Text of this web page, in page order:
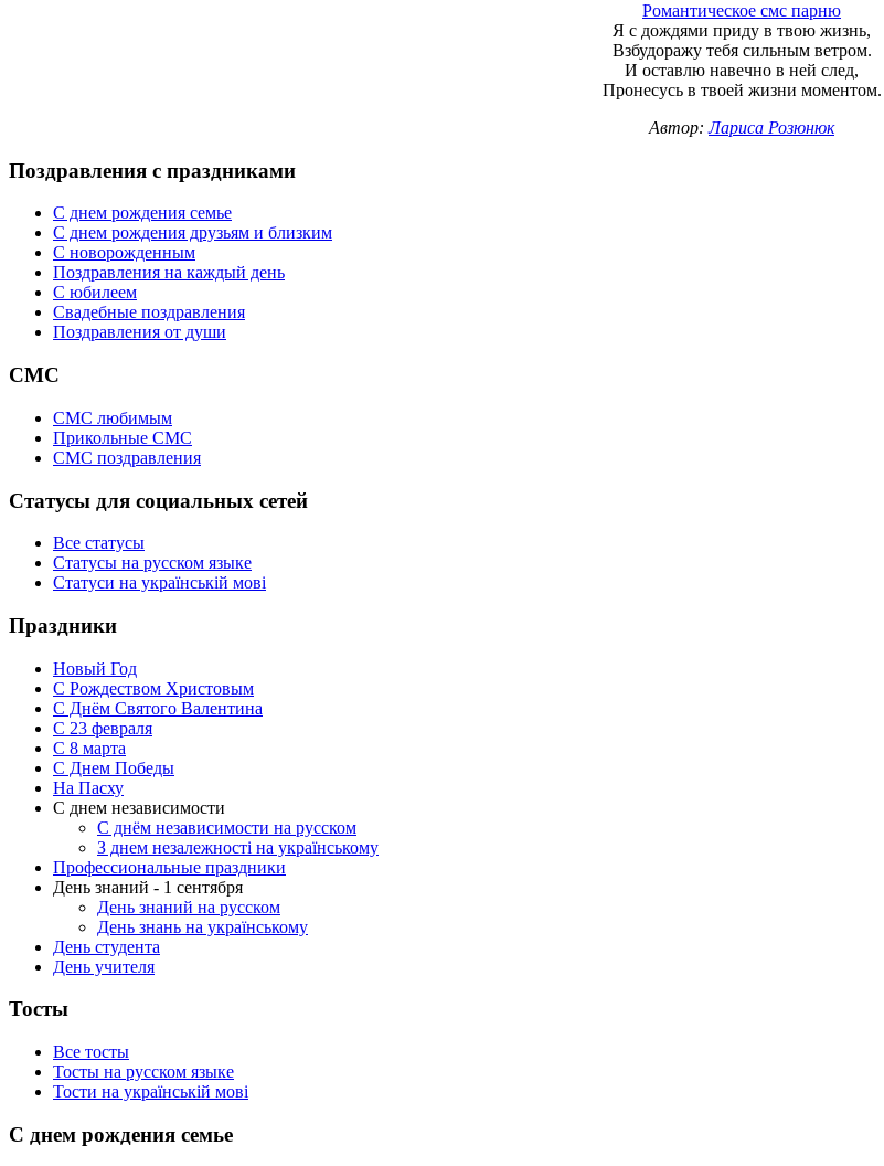
Романтическое смс парню
Я с дождями приду в твою жизнь,
Взбудоражу тебя сильным ветром.
И оставлю навечно в ней след,
Пронесусь в твоей жизни моментом.
Автор:Лариса Розюнюк
Поздравления с праздниками
С днем рождения семье
С днем рождения друзьям и близким
C новорожденным
Поздравления на каждый день
С юбилеем
Свадебные поздравления
Поздравления от души
СМС
СМС любимым
Прикольные СМС
СМС поздравления
Статусы для социальных сетей
Все статусы
Статусы на русском языке
Статуси на українській мові
Праздники
Новый Год
С Рождеством Христовым
С Днём Святого Валентина
С 23 февраля
C 8 марта
С Днем Победы
На Пасху
С днем независимости
С днём независимости на русском
З днем незалежності на українському
Профессиональные праздники
День знаний - 1 сентября
День знаний на русском
День знань на українському
День студента
День учителя
Тосты
Все тосты
Тосты на русском языке
Тости на українській мові
С днем рождения семье